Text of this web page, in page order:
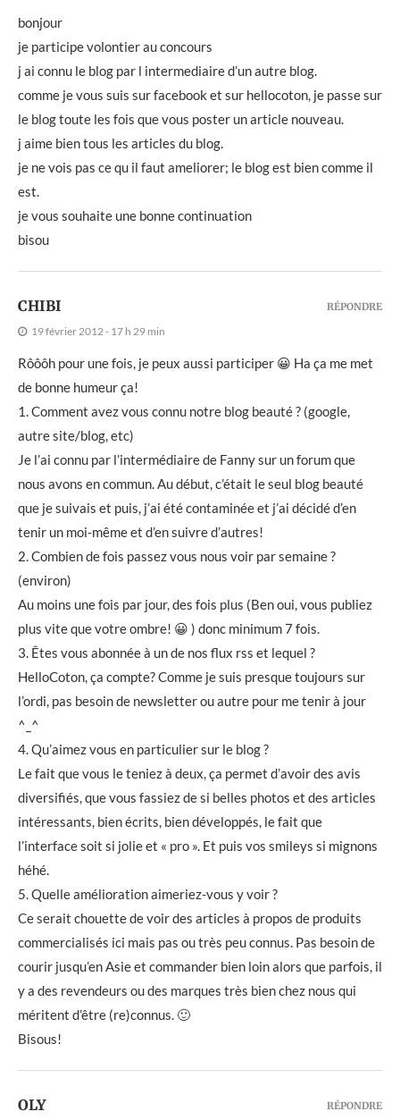
bonjour
je participe volontier au concours
j ai connu le blog par l intermediaire d’un autre blog.
comme je vous suis sur facebook et sur hellocoton, je passe sur
le blog toute les fois que vous poster un article nouveau.
j aime bien tous les articles du blog.
je ne vois pas ce qu il faut ameliorer; le blog est bien comme il
est.
je vous souhaite une bonne continuation
bisou
CHIBI
19 février 2012 - 17 h 29 min
Rôôôh pour une fois, je peux aussi participer 😀 Ha ça me met
de bonne humeur ça!
1. Comment avez vous connu notre blog beauté ? (google,
autre site/blog, etc)
Je l’ai connu par l’intermédiaire de Fanny sur un forum que
nous avons en commun. Au début, c’était le seul blog beauté
que je suivais et puis, j’ai été contaminée et j’ai décidé d’en
tenir un moi-même et d’en suivre d’autres!
2. Combien de fois passez vous nous voir par semaine ?
(environ)
Au moins une fois par jour, des fois plus (Ben oui, vous publiez
plus vite que votre ombre! 😀 ) donc minimum 7 fois.
3. Êtes vous abonnée à un de nos flux rss et lequel ?
HelloCoton, ça compte? Comme je suis presque toujours sur
l’ordi, pas besoin de newsletter ou autre pour me tenir à jour
^_^
4. Qu’aimez vous en particulier sur le blog ?
Le fait que vous le teniez à deux, ça permet d’avoir des avis
diversifiés, que vous fassiez de si belles photos et des articles
intéressants, bien écrits, bien développés, le fait que
l’interface soit si jolie et « pro ». Et puis vos smileys si mignons
héhé.
5. Quelle amélioration aimeriez-vous y voir ?
Ce serait chouette de voir des articles à propos de produits
commercialisés ici mais pas ou très peu connus. Pas besoin de
courir jusqu’en Asie et commander bien loin alors que parfois, il
y a des revendeurs ou des marques très bien chez nous qui
méritent d’être (re)connus. 🙂
Bisous!
RÉPONDRE
OLY RÉPONDRE